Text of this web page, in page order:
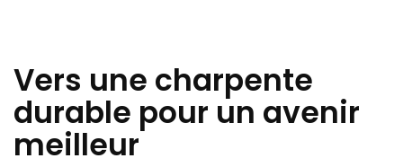
Vers une charpente
durable pour un avenir
meilleur